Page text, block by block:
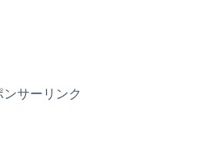
ンサーリンク